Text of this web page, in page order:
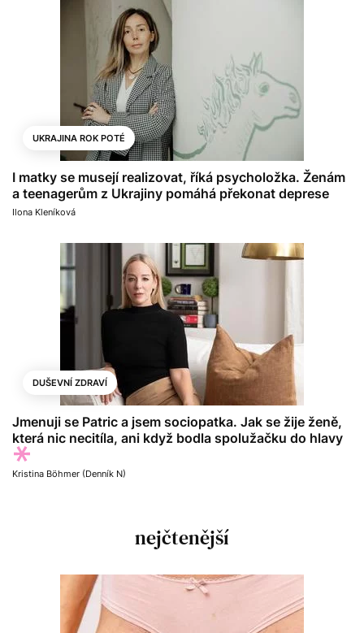
UKRAJINA ROK POTÉ
I matky se musejí realizovat, říká psycholožka. Ženám
a teenagerům z Ukrajiny pomáhá překonat deprese
Ilona Kleníková
DUŠEVNÍ ZDRAVÍ
Jmenuji se Patric a jsem sociopatka. Jak se žije ženě,
která nic necitíla, ani když bodla spolužačku do hlavy
Kristina Böhmer (Denník N)
nejčtenější